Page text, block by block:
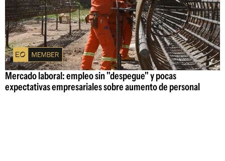
Mercado laboral: empleo sin "despegue" y pocas
expectativas empresariales sobre aumento de personal